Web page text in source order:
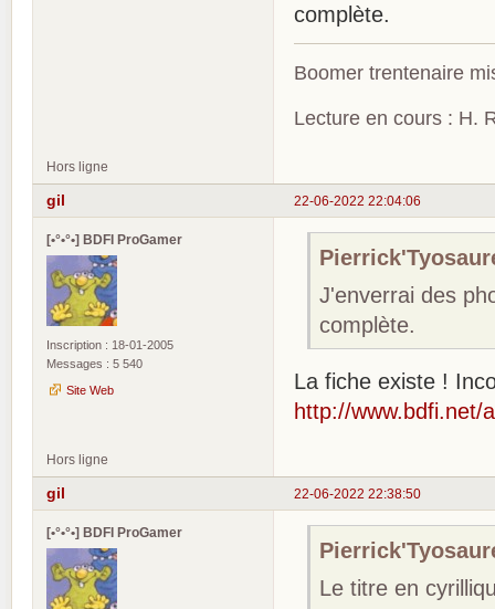
complète.
Boomer trentenaire
Lecture en cours : H.
Hors ligne
22-06-2022 22:04:06
gil
[•°•°•] BDFI ProGamer
Inscription : 18-01-2005
Messages : 5 540
Site Web
J'enverrai des
complète.
La fiche existe !
http://www.bdfi.net/
Hors ligne
22-06-2022 22:38:50
gil
[•°•°•] BDFI ProGamer
Le titre en